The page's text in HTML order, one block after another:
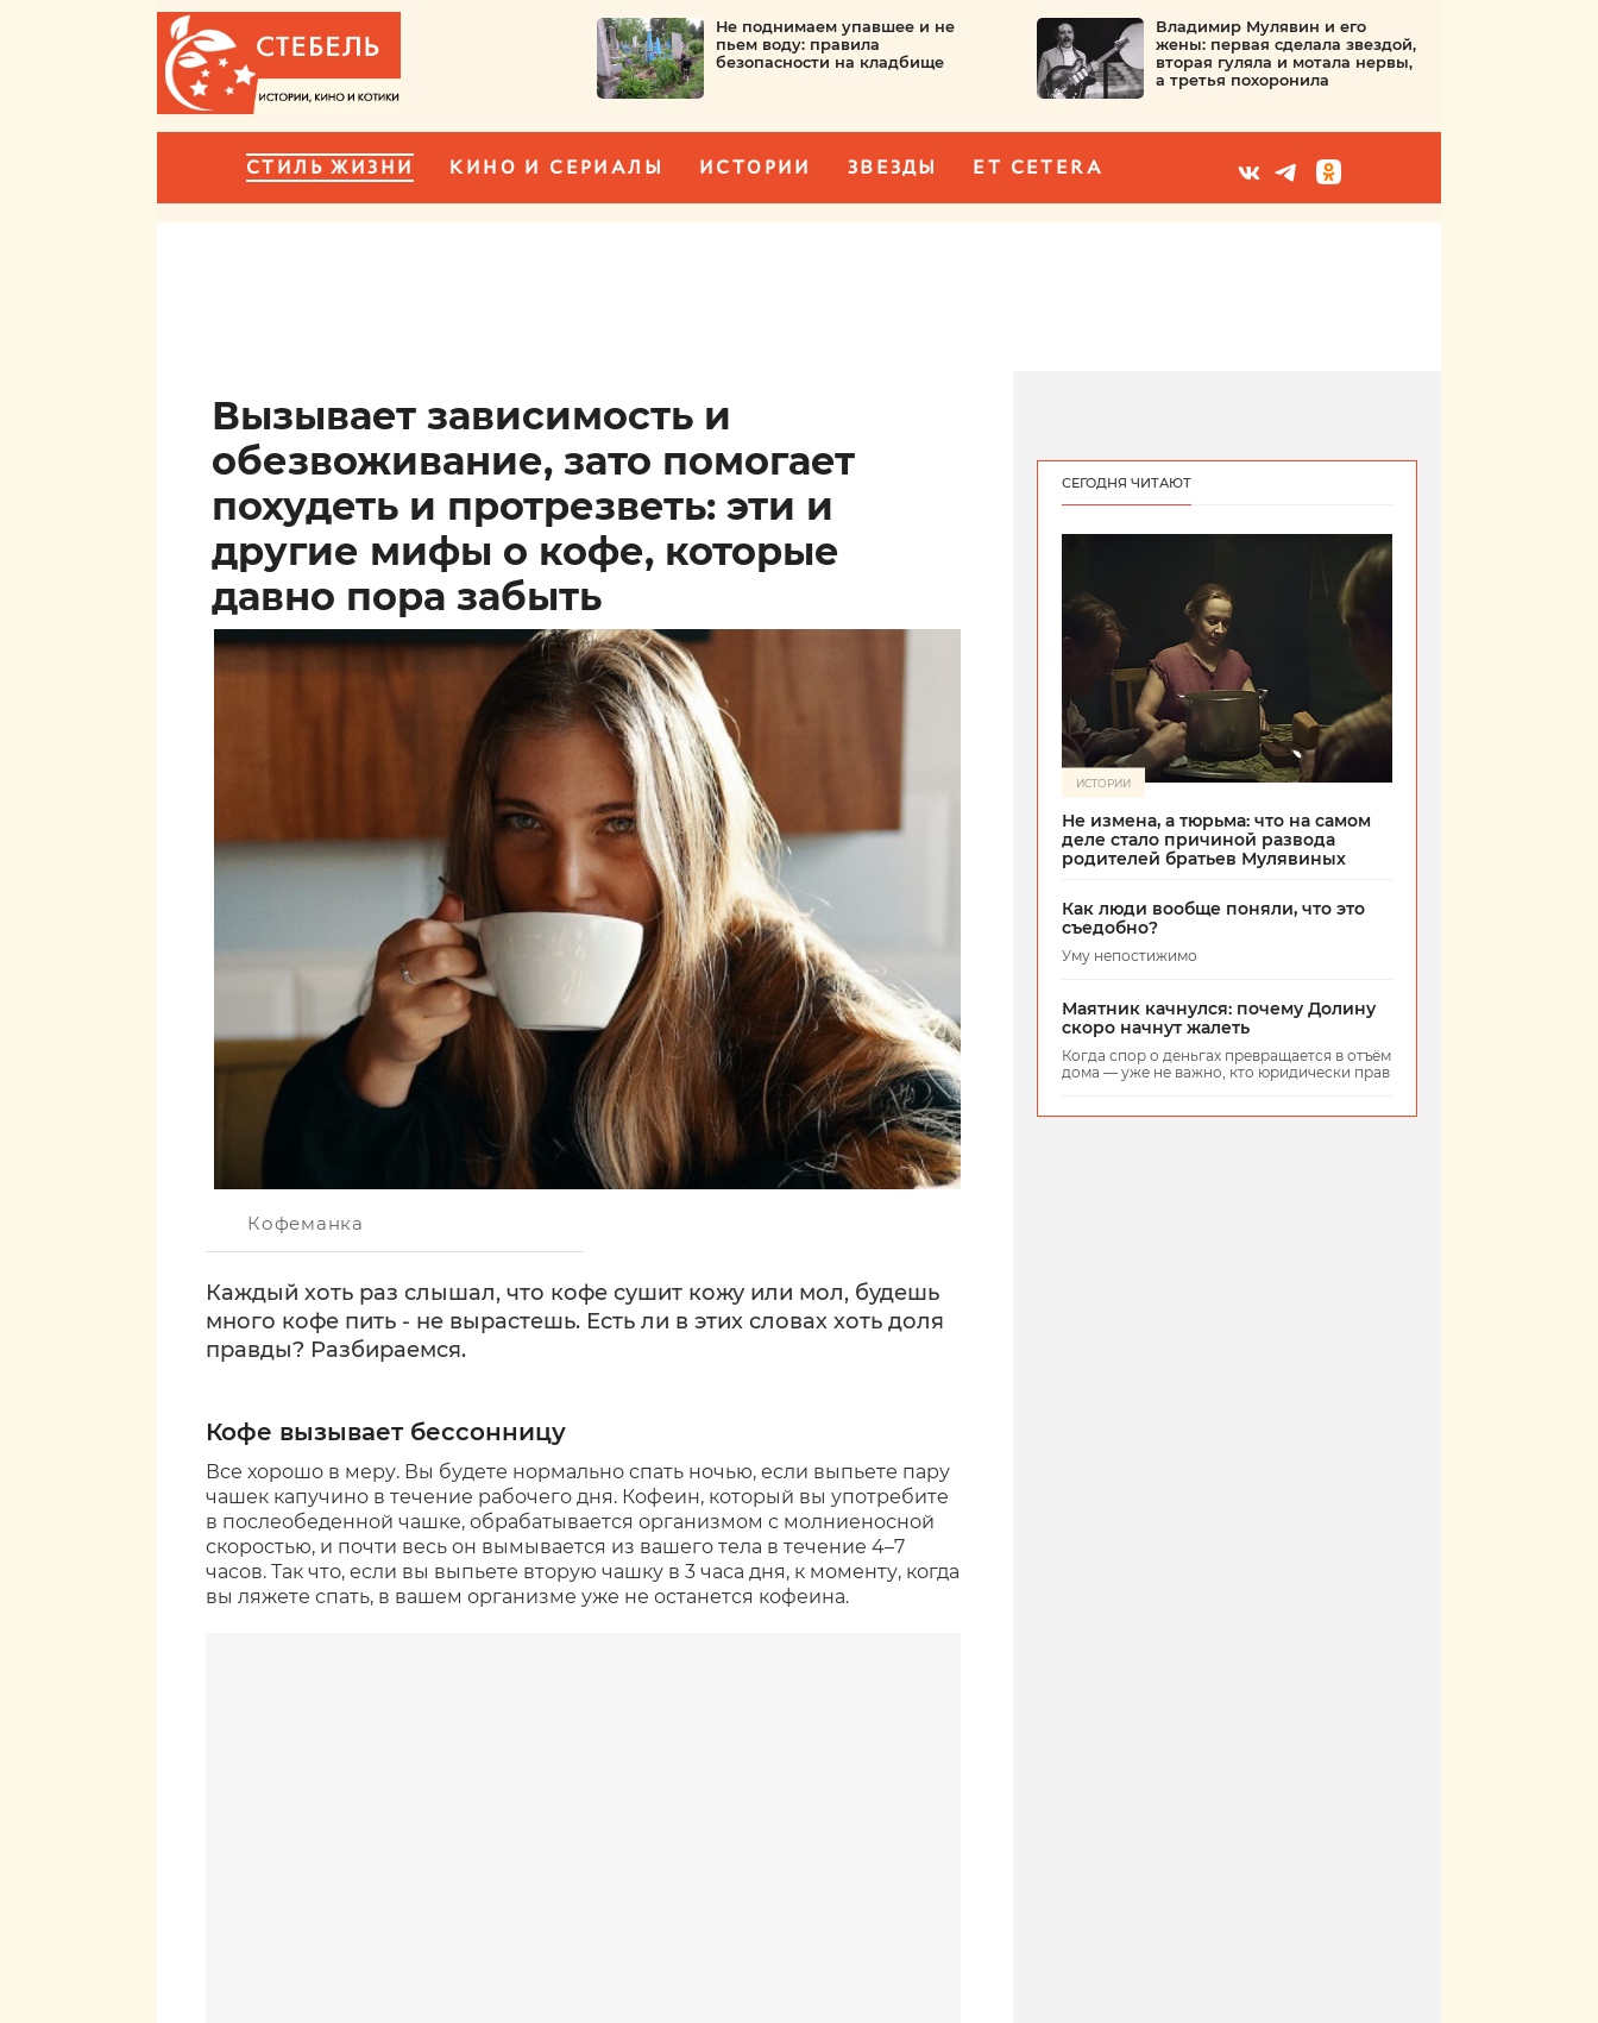
Не поднимаем упавшее и не
пьем воду: правила
безопасности на кладбище
Владимир Мулявин и его
жены: первая сделала звездой,
вторая гуляла и мотала нервы,
а третья похоронила
СТИЛЬ ЖИЗНИ КИНО И СЕРИАЛЫ ИСТОРИИ ЗВЕЗДЫ ET CETERA
Вызывает зависимость и
обезвоживание, зато помогает
похудеть и протрезветь: эти и
другие мифы о кофе, которые
давно пора забыть
Кофеманка
Каждый хоть раз слышал, что кофе сушит кожу или мол, будешь
много кофе пить - не вырастешь. Есть ли в этих словах хоть доля
правды? Разбираемся.
Кофе вызывает бессонницу
Все хорошо в меру. Вы будете нормально спать ночью, если выпьете пару
чашек капучино в течение рабочего дня. Кофеин, который вы употребите
в послеобеденной чашке, обрабатывается организмом с молниеносной
скоростью, и почти весь он вымывается из вашего тела в течение 4–7
часов. Так что, если вы выпьете вторую чашку в 3 часа дня, к моменту, когда
вы ляжете спать, в вашем организме уже не останется кофеина.
СЕГОДНЯ ЧИТАЮТ
ИСТОРИИ
Не измена, а тюрьма: что на самом
деле стало причиной развода
родителей братьев Мулявиных
Как люди вообще поняли, что это
съедобно?
Уму непостижимо
Маятник качнулся: почему Долину
скоро начнут жалеть
Когда спор о деньгах превращается в отъём
дома — уже не важно, кто юридически прав